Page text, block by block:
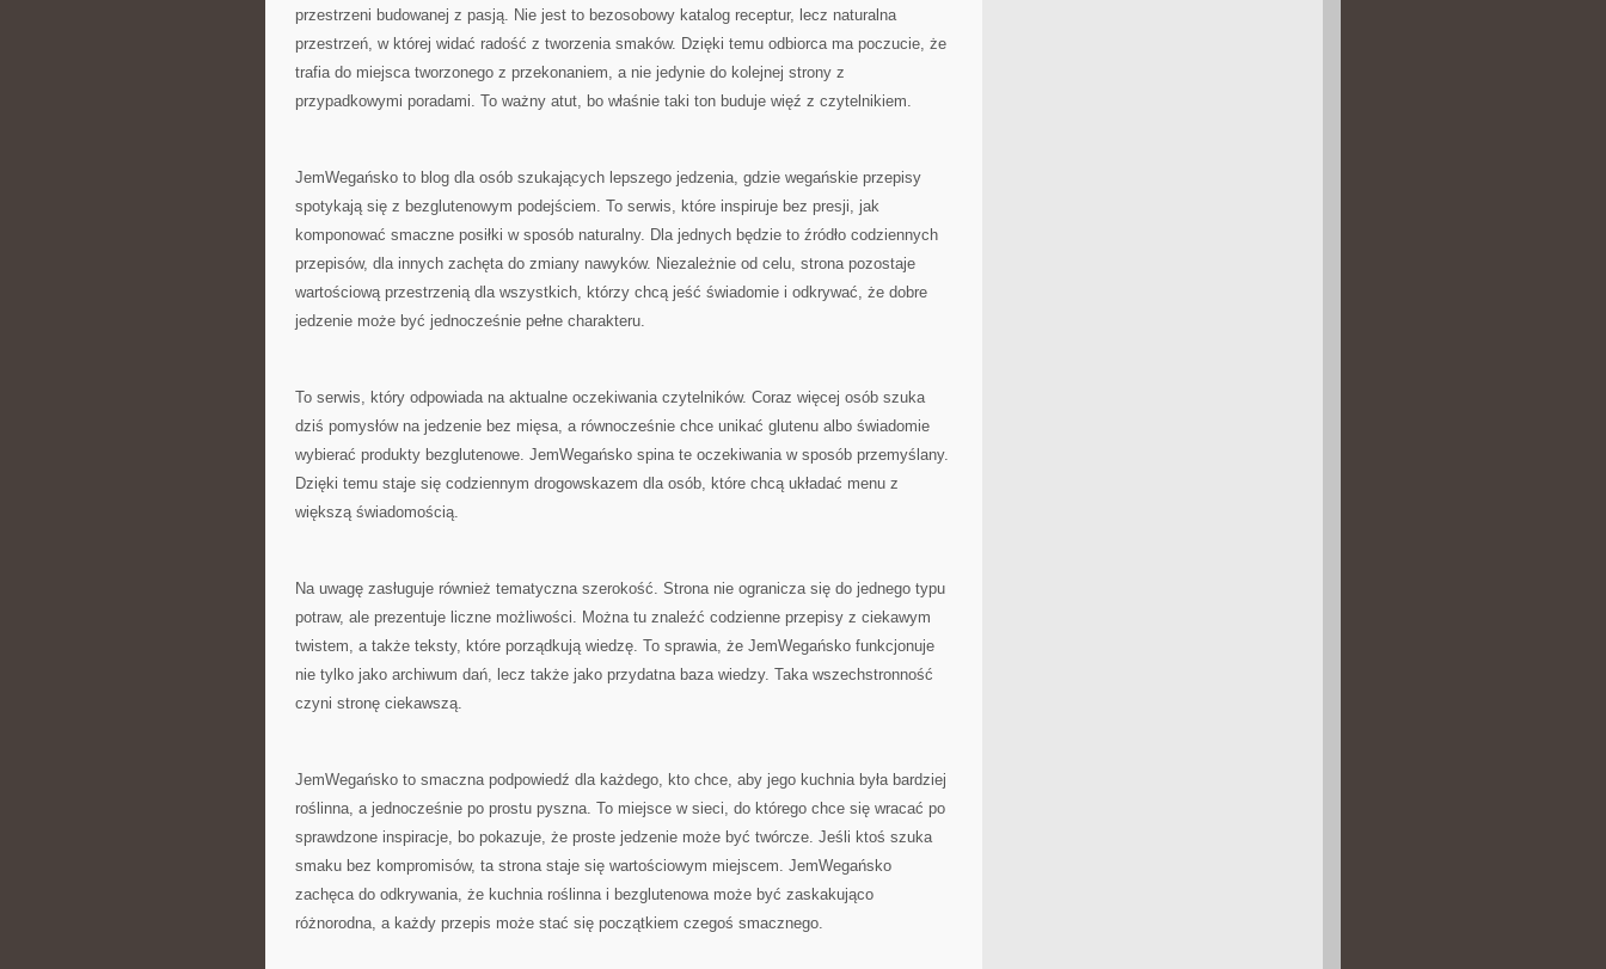
przestrzeni budowanej z pasją. Nie jest to bezosobowy katalog receptur, lecz naturalna
przestrzeń, w której widać radość z tworzenia smaków. Dzięki temu odbiorca ma poczucie, że
trafia do miejsca tworzonego z przekonaniem, a nie jedynie do kolejnej strony z
przypadkowymi poradami. To ważny atut, bo właśnie taki ton buduje więź z czytelnikiem.
JemWegańsko to blog dla osób szukających lepszego jedzenia, gdzie wegańskie przepisy
spotykają się z bezglutenowym podejściem. To serwis, które inspiruje bez presji, jak
komponować smaczne posiłki w sposób naturalny. Dla jednych będzie to źródło codziennych
przepisów, dla innych zachęta do zmiany nawyków. Niezależnie od celu, strona pozostaje
wartościową przestrzenią dla wszystkich, którzy chcą jeść świadomie i odkrywać, że dobre
jedzenie może być jednocześnie pełne charakteru.
To serwis, który odpowiada na aktualne oczekiwania czytelników. Coraz więcej osób szuka
dziś pomysłów na jedzenie bez mięsa, a równocześnie chce unikać glutenu albo świadomie
wybierać produkty bezglutenowe. JemWegańsko spina te oczekiwania w sposób przemyślany.
Dzięki temu staje się codziennym drogowskazem dla osób, które chcą układać menu z
większą świadomością.
Na uwagę zasługuje również tematyczna szerokość. Strona nie ogranicza się do jednego typu
potraw, ale prezentuje liczne możliwości. Można tu znaleźć codzienne przepisy z ciekawym
twistem, a także teksty, które porządkują wiedzę. To sprawia, że JemWegańsko funkcjonuje
nie tylko jako archiwum dań, lecz także jako przydatna baza wiedzy. Taka wszechstronność
czyni stronę ciekawszą.
JemWegańsko to smaczna podpowiedź dla każdego, kto chce, aby jego kuchnia była bardziej
roślinna, a jednocześnie po prostu pyszna. To miejsce w sieci, do którego chce się wracać po
sprawdzone inspiracje, bo pokazuje, że proste jedzenie może być twórcze. Jeśli ktoś szuka
smaku bez kompromisów, ta strona staje się wartościowym miejscem. JemWegańsko
zachęca do odkrywania, że kuchnia roślinna i bezglutenowa może być zaskakująco
różnorodna, a każdy przepis może stać się początkiem czegoś smacznego.